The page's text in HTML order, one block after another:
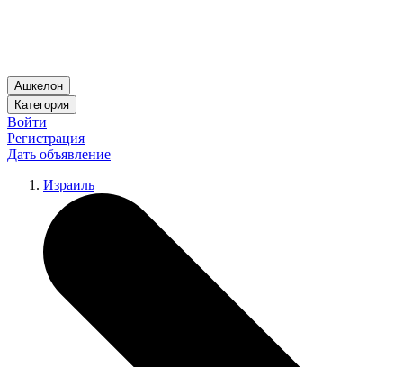
Ашкелон
Категория
Войти
Регистрация
Дать объявление
Израиль